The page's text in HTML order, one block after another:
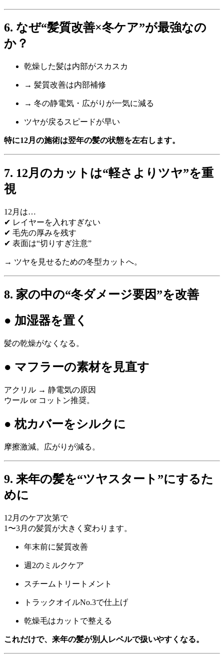
6. なぜ“髪質改善×冬ケア”が最強なの
か？
乾燥した髪は内部がスカスカ
→ 髪質改善は内部補修
→ 冬の静電気・広がりが一気に減る
ツヤが戻るスピードが早い
特に12月の施術は翌年の髪の状態を左右します。
7. 12月のカットは“軽さよりツヤ”を重
視
12月は…
✔ レイヤーを入れすぎない
✔ 毛先の厚みを残す
✔ 表面は“切りすぎ注意”
→ ツヤを見せるための冬型カットへ。
8. 家の中の“冬ダメージ要因”を改善
● 加湿器を置く
髪の乾燥がなくなる。
● マフラーの素材を見直す
アクリル → 静電気の原因
ウール or コットン推奨。
● 枕カバーをシルクに
摩擦激減。広がりが減る。
9. 来年の髪を“ツヤスタート”にするた
めに
12月のケア次第で
1〜3月の髪質が大きく変わります。
年末前に髪質改善
週2のミルクケア
スチームトリートメント
トラックオイルNo.3で仕上げ
乾燥毛はカットで整える
これだけで、来年の髪が別人レベルで扱いやすくなる。